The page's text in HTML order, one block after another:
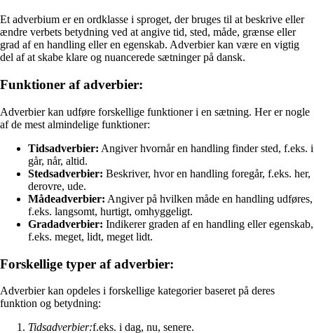
Et adverbium er en ordklasse i sproget, der bruges til at beskrive eller
ændre verbets betydning ved at angive tid, sted, måde, grænse eller
grad af en handling eller en egenskab. Adverbier kan være en vigtig
del af at skabe klare og nuancerede sætninger på dansk.
Funktioner af adverbier:
Adverbier kan udføre forskellige funktioner i en sætning. Her er nogle
af de mest almindelige funktioner:
Tidsadverbier: Angiver hvornår en handling finder sted, f.eks. i
går, når, altid.
Stedsadverbier: Beskriver, hvor en handling foregår, f.eks. her,
derovre, ude.
Mådeadverbier: Angiver på hvilken måde en handling udføres,
f.eks. langsomt, hurtigt, omhyggeligt.
Gradadverbier: Indikerer graden af en handling eller egenskab,
f.eks. meget, lidt, meget lidt.
Forskellige typer af adverbier:
Adverbier kan opdeles i forskellige kategorier baseret på deres
funktion og betydning:
Tidsadverbier:f.eks. i dag, nu, senere.